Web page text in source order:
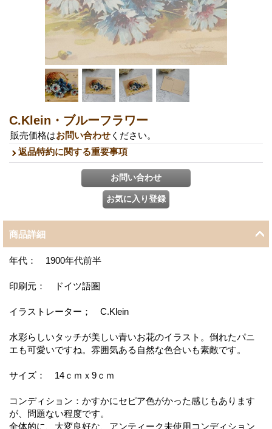
C.Klein・ブルーフラワー
販売価格はお問い合わせ ください。
返品特約に関する重要事項
商品詳細
年代： 1900年代前半
印刷元： ドイツ語圏
イラストレーター； C.Klein
水彩らしいタッチが美しい青いお花のイラスト。倒れたパニ
エも可愛いですね。雰囲気ある自然な色合いも素敵です。
サイズ： 14ｃｍｘ9ｃｍ
コンディション：かすかにセピア色がかった感じもあります
が、問題ない程度です。
全体的に、大変良好な、アンティーク未使用コンディション